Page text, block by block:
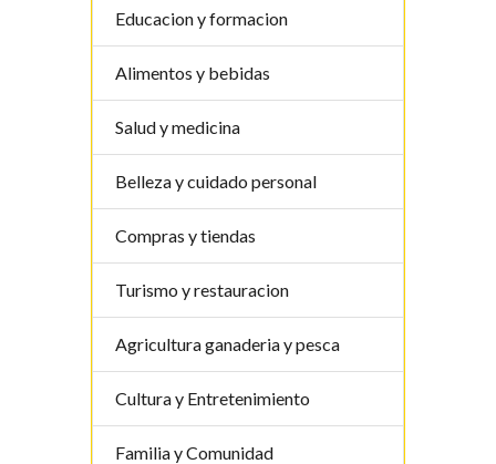
Educacion y formacion
Alimentos y bebidas
Salud y medicina
Belleza y cuidado personal
Compras y tiendas
Turismo y restauracion
Agricultura ganaderia y pesca
Cultura y Entretenimiento
Familia y Comunidad